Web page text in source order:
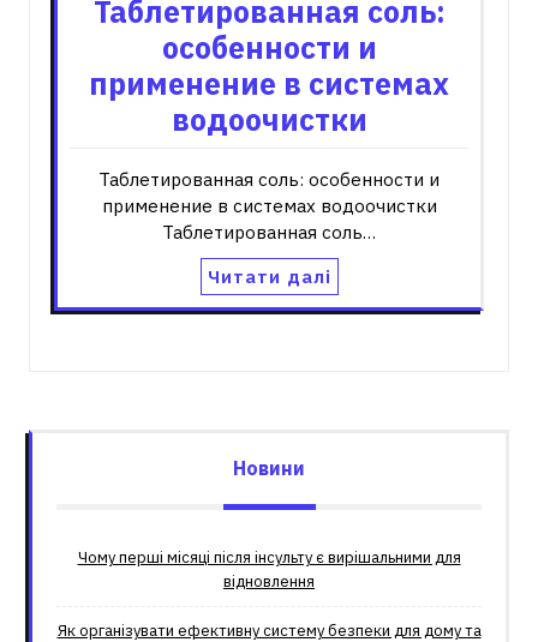
Таблетированная соль:
особенности и
применение в системах
водоочистки
Таблетированная соль: особенности и
применение в системах водоочистки
Таблетированная соль…
Читати далі
Новини
Чому перші місяці після інсульту є вирішальними для
відновлення
Як організувати ефективну систему безпеки для дому та